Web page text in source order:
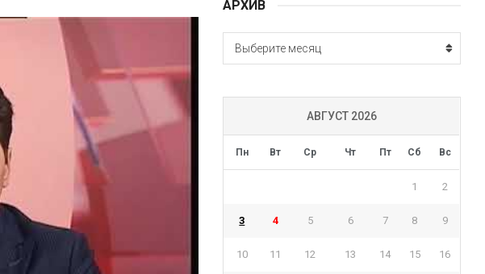
АРХИВ
АРХИВ
Выберите месяц
АВГУСТ 2026
Пн Вт Ср Чт Пт Сб Вс
1 2
3 4 5 6 7 8 9
10 11 12 13 14 15 16